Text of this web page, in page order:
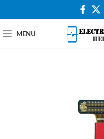
MENU